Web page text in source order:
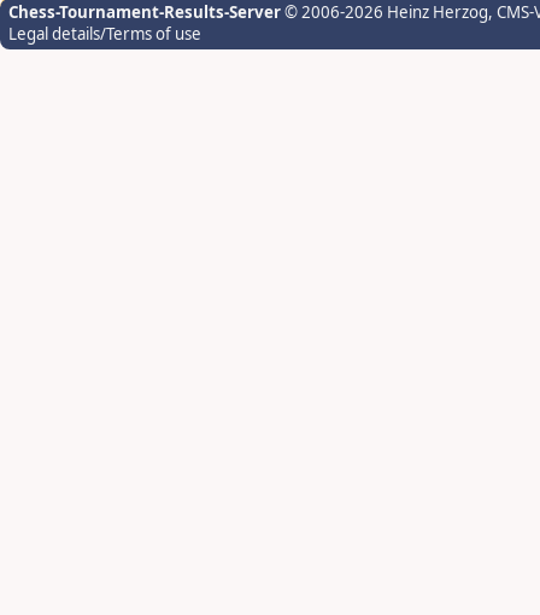
Chess-Tournament-Results-Server© 2006-2026 Heinz Herzog,
Legal details/Terms of use